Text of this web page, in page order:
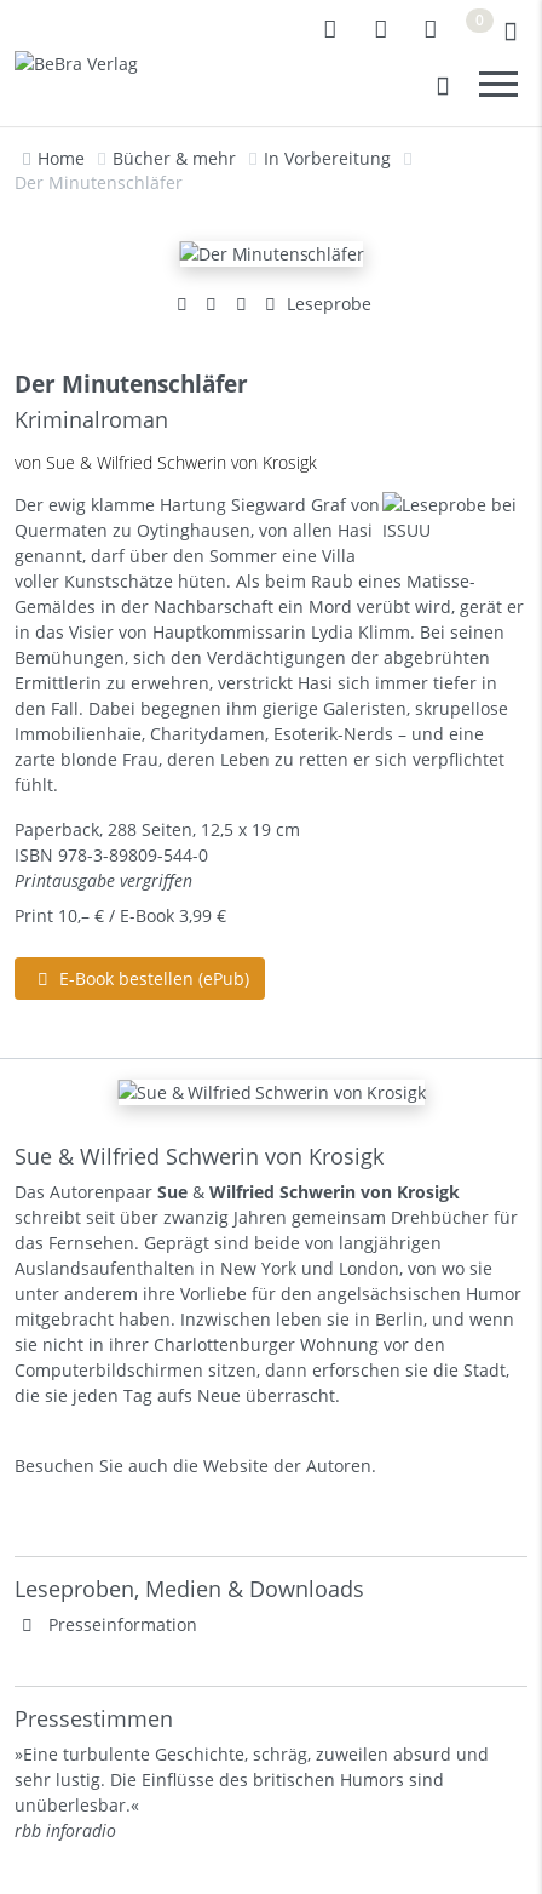
0
Home Bücher & mehr
In Vorbereitung
Der Minutenschläfer
Leseprobe
Der Minutenschläfer
Kriminalroman
von Sue & Wilfried Schwerin von Krosigk
Der ewig klamme Hartung Siegward Graf von
Quermaten zu Oytinghausen, von allen Hasi
genannt, darf über den Sommer eine Villa
voller Kunstschätze hüten. Als beim Raub eines Matisse-
Gemäldes in der Nachbarschaft ein Mord verübt wird, gerät er
in das Visier von Hauptkommissarin Lydia Klimm. Bei seinen
Bemühungen, sich den Verdächtigungen der abgebrühten
Ermittlerin zu erwehren, verstrickt Hasi sich immer tiefer in
den Fall. Dabei begegnen ihm gierige Galeristen, skrupellose
Immobilienhaie, Charitydamen, Esoterik-Nerds – und eine
zarte blonde Frau, deren Leben zu retten er sich verpflichtet
fühlt.
Paperback, 288 Seiten, 12,5 x 19 cm
ISBN 978-3-89809-544-0
Printausgabe vergriffen
Print 10,– € / E-Book 3,99 €
E-Book bestellen (ePub)
Sue & Wilfried Schwerin von Krosigk
Das Autorenpaar Sue & Wilfried Schwerin von Krosigk
schreibt seit über zwanzig Jahren gemeinsam Drehbücher für
das Fernsehen. Geprägt sind beide von langjährigen
Auslandsaufenthalten in New York und London, von wo sie
unter anderem ihre Vorliebe für den angelsächsischen Humor
mitgebracht haben. Inzwischen leben sie in Berlin, und wenn
sie nicht in ihrer Charlottenburger Wohnung vor den
Computerbildschirmen sitzen, dann erforschen sie die Stadt,
die sie jeden Tag aufs Neue überrascht.
Besuchen Sie auch die Website der Autoren.
Leseproben, Medien & Downloads
Presseinformation
Pressestimmen
»Eine turbulente Geschichte, schräg, zuweilen absurd und
sehr lustig. Die Einflüsse des britischen Humors sind
unüberlesbar.«
rbb inforadio